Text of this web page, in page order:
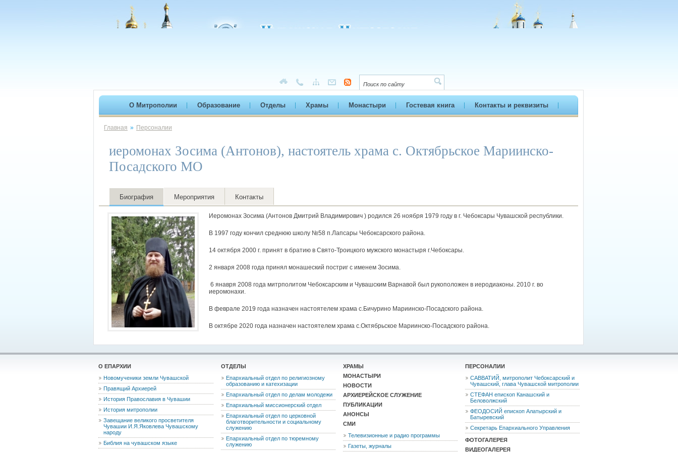
О Митрополии Образование Отделы Храмы Монастыри Гостевая книга Контакты и реквизиты
Главная » Персоналии
иеромонах Зосима (Антонов), настоятель храма с. Октябрьское Мариинско-
Посадского МО
Биография Мероприятия Контакты
Иеромонах Зосима (Антонов Дмитрий Владимирович ) родился 26 ноября 1979 году в г. Чебоксары Чувашской республики.
В 1997 году кончил среднюю школу №58 п.Лапсары Чебоксарского района.
14 октября 2000 г. принят в братию в Свято-Троицкого мужского монастыря г.Чебоксары.
2 января 2008 года принял монашеский постриг с именем Зосима.
6 янавря 2008 года митрполитом Чебоксарским и Чувашским Варнавой был рукоположен в иеродиаконы. 2010 г. во
иеромонахи.
В феврале 2019 года назначен настоятелем храма с.Бичурино Мариинско-Посадского района.
В октябре 2020 года назначен настоятелем храма с.Октябрьское Мариинско-Посадского района.
О ЕПАРХИИ
Новомученики земли Чувашской
Правящий Архиерей
История Православия в Чувашии
История митрополии
Завещание великого просветителя
Чувашии И.Я.Яковлева Чувашскому
народу
Библия на чувашском языке
ОТДЕЛЫ
Епархиальный отдел по религиозному
образованию и катехизации
Епархиальный отдел по делам молодежи
Епархиальный миссионерский отдел
Епархиальный отдел по церковной
благотворительности и социальному
служению
Епархиальный отдел по тюремному
служению
ХРАМЫ
МОНАСТЫРИ
НОВОСТИ
АРХИЕРЕЙСКОЕ СЛУЖЕНИЕ
ПУБЛИКАЦИИ
АНОНСЫ
СМИ
Телевизионные и радио программы
Газеты, журналы
ПЕРСОНАЛИИ
САВВАТИЙ, митрополит Чебоксарский и
Чувашский, глава Чувашской митрополии
СТЕФАН епископ Канашский и
Беловолжский
ФЕОДОCИЙ епископ Алатырский и
Батыревский
Секретарь Епархиального Управления
ФОТОГАЛЕРЕЯ
ВИДЕОГАЛЕРЕЯ